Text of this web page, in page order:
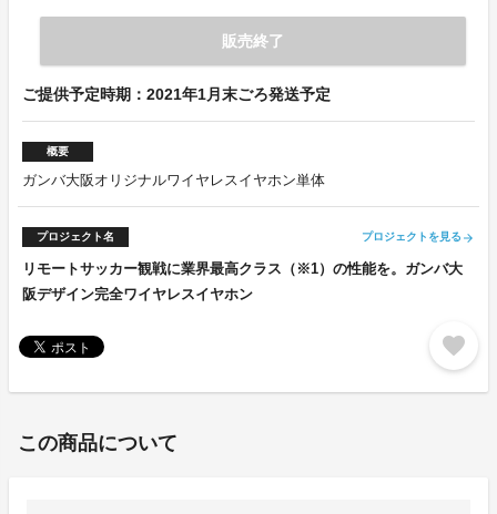
販売終了
ご提供予定時期：2021年1月末ごろ発送予定
概要
ガンバ大阪オリジナルワイヤレスイヤホン単体
プロジェクト名 プロジェクトを見る arrow_forward
リモートサッカー観戦に業界最高クラス（※1）の性能を。ガンバ大
阪デザイン完全ワイヤレスイヤホン
favorite
この商品について